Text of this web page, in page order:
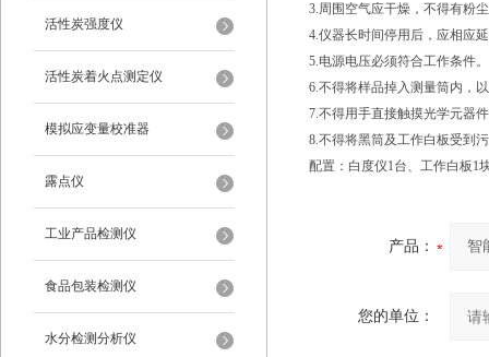
活性炭强度仪
活性炭着火点测定仪
模拟应变量校准器
露点仪
工业产品检测仪
食品包装检测仪
水分检测分析仪
3.周围空气应干燥，不得有粉
4.仪器长时间停用后，应相应
5.电源电压必须符合工作条件。
6.不得将样品掉入测量筒内，
7.不得用手直接触摸光学元器
8.不得将黑筒及工作白板受到
配置：白度仪1台、工作白板1
产品：
您的单位：